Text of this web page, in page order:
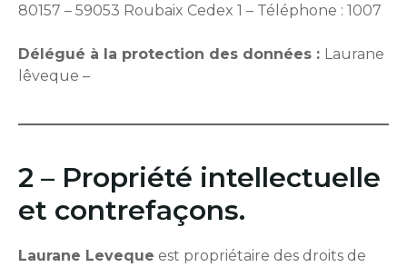
80157 – 59053 Roubaix Cedex 1 – Téléphone : 1007
Délégué à la protection des données : Laurane
lêveque –
2 – Propriété intellectuelle
et contrefaçons.
Laurane Leveque est propriétaire des droits de